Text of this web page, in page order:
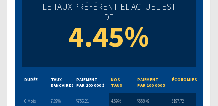
LE TAUX PRÉFÉRENTIEL ACTUEL EST
DE
4.45%
DURÉE
TAUX
BANCAIRES
PAIEMENT
PAR 100 000 $
NOS
TAUX
PAIEMENT
PAR 100 000 $
ÉCONOMIES
6 Mois 7.89% $756.21 4.59% $558.49 $197.72